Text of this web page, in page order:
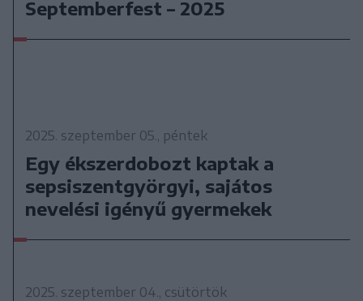
Septemberfest – 2025
2025. szeptember 05., péntek
Egy ékszerdobozt kaptak a
sepsiszentgyörgyi, sajátos
nevelési igényű gyermekek
2025. szeptember 04., csütörtök